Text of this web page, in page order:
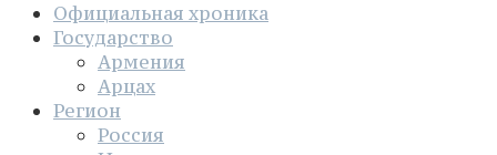
Официальная хроника
Государство
Армения
Арцах
Регион
Россия